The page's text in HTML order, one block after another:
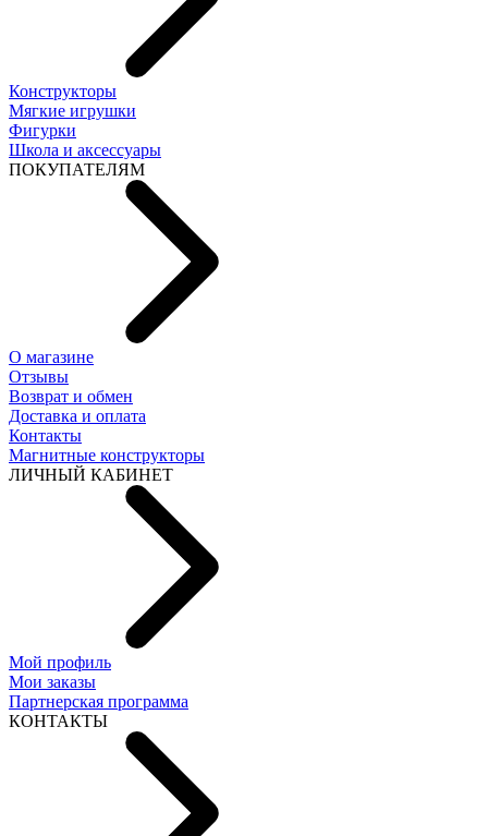
Конструкторы
Мягкие игрушки
Фигурки
Школа и аксессуары
ПОКУПАТЕЛЯМ
О магазине
Отзывы
Возврат и обмен
Доставка и оплата
Контакты
Магнитные конструкторы
ЛИЧНЫЙ КАБИНЕТ
Мой профиль
Мои заказы
Партнерская программа
КОНТАКТЫ